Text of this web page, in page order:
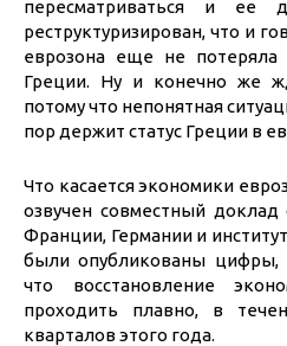
пересматриваться и ее
реструктуризирован, что и
еврозона еще не потеряла
Греции. Ну и конечно же
потому что непонятная
пор держит статус Греции в
Что касается экономики
озвучен совместный доклад
Франции, Германии и
были опубликованы цифры,
что восстановление
проходить плавно, в
кварталов этого года.